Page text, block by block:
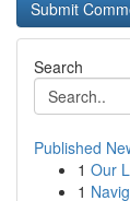
Search
Published
1 Our
1